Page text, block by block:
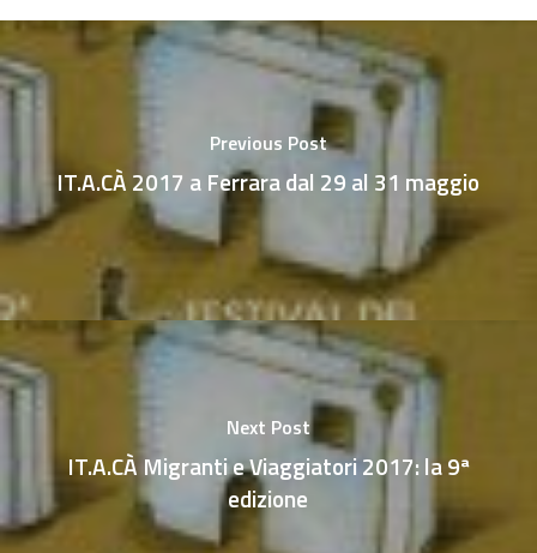
Previous Post
IT.A.CÀ 2017 a Ferrara dal 29 al 31 maggio
Next Post
IT.A.CÀ Migranti e Viaggiatori 2017: la 9ª
edizione